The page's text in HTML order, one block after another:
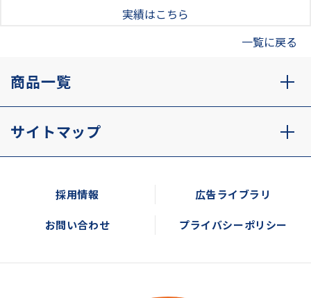
実績はこちら
一覧に戻る
商品一覧
サイトマップ
採用情報 広告ライブラリ
お問い合わせ プライバシーポリシー